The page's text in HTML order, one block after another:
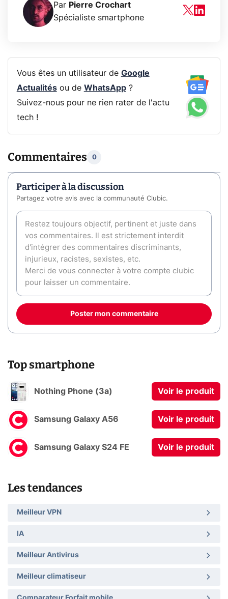
Par Pierre Crochart
Spécialiste smartphone
Vous êtes un utilisateur de Google
Actualitésou de WhatsApp?
Suivez-nous pour ne rien rater de l'actu
tech !
Commentaires 0
Participer à la discussion
Partagez votre avis avec la communauté Clubic.
Poster mon commentaire
Top smartphone
Nothing Phone (3a) Voir le produit
Samsung Galaxy A56 Voir le produit
Samsung Galaxy S24 FE Voir le produit
Les tendances
Meilleur VPN
IA
Meilleur Antivirus
Meilleur climatiseur